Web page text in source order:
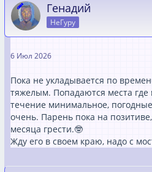
Генадий
НеГуру
6 Июл 2026
Пока не укладывается по
тяжелым. Попадаются места
течение минимальное,
очень. Парень пока на
месяца грести.🤓
Жду его в своем краю, надо с